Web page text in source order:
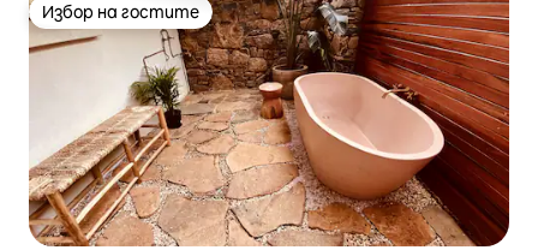
Избор на гостите
Избор на гостите